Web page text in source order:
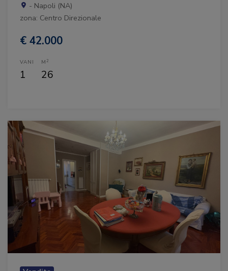
- Napoli (NA)
zona: Centro Direzionale
€ 42.000
VANI
1
M 2
26